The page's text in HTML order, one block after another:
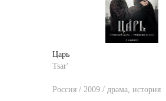
Царь
Tsar'
Россия / 2009 / драма, история